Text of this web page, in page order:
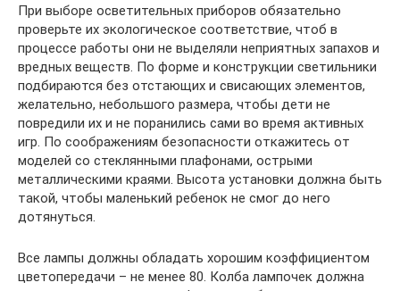
При выборе осветительных приборов обязательно
проверьте их экологическое соответствие, чтоб в
процессе работы они не выделяли неприятных запахов и
вредных веществ. По форме и конструкции светильники
подбираются без отстающих и свисающих элементов,
желательно, небольшого размера, чтобы дети не
повредили их и не поранились сами во время активных
игр. По соображениям безопасности откажитесь от
моделей со стеклянными плафонами, острыми
металлическими краями. Высота установки должна быть
такой, чтобы маленький ребенок не смог до него
дотянуться.
Все лампы должны обладать хорошим коэффициентом
цветопередачи – не менее 80. Колба лампочек должна